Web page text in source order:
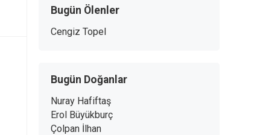
Bugün Ölenler
Cengiz Topel
Bugün Doğanlar
Nuray Hafiftaş
Erol Büyükburç
Çolpan İlhan